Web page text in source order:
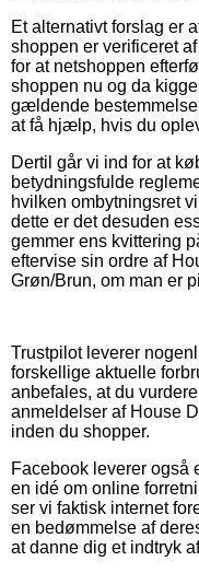
Et alternativt forslag er
shoppen er verificeret
for at netshoppen
shoppen nu og da
gældende
at få hjælp, hvis du
Dertil går vi ind for at
betydningsfulde
hvilken ombytningsret
dette er det desuden
gemmer ens kvittering
eftervise sin ordre af
Grøn/Brun, om man er
Trustpilot leverer
forskellige aktuelle
anbefales, at du
anmeldelser af House
inden du shopper.
Facebook leverer også
en idé om online
ser vi faktisk internet
en bedømmelse af
at danne dig et indtryk